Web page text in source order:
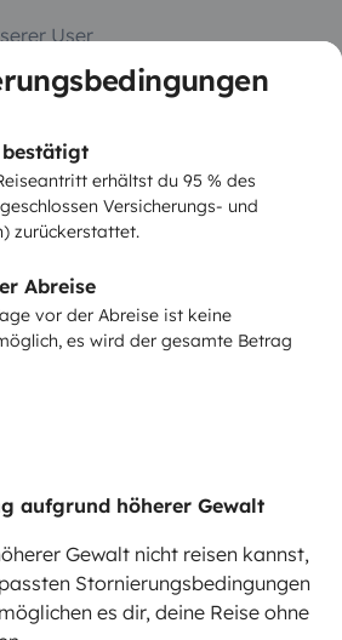
erhältst du 95 % des
Versicherungs- und
zurückerstattet.
Abreise
vor der Abreise ist keine
es wird der gesamte Betrag
aufgrund höherer Gewalt
Gewalt nicht reisen kannst,
Stornierungsbedingungen
es dir, deine Reise ohne
User
Ratenzahlung